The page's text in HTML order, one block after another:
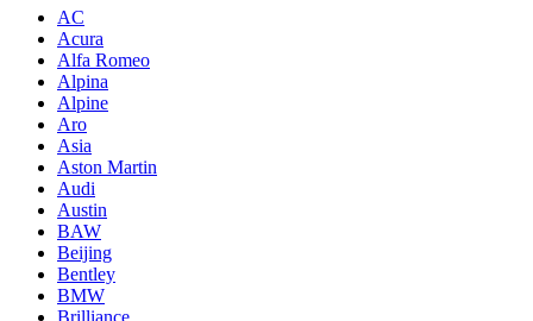
AC
Acura
Alfa Romeo
Alpina
Alpine
Aro
Asia
Aston Martin
Audi
Austin
BAW
Beijing
Bentley
BMW